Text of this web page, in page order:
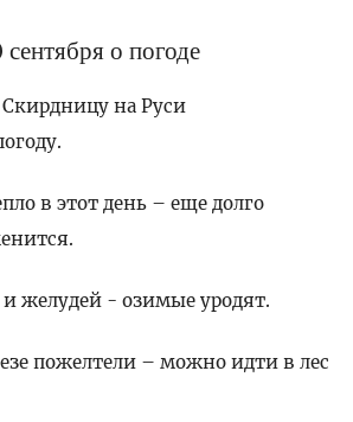
о погоде
на Руси
в этот день – еще долго
желудей - озимые уродят.
пожелтели – можно идти в лес